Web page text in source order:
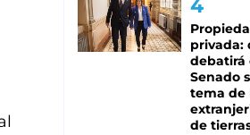
privada:
debatirá
Senado
tema de
de